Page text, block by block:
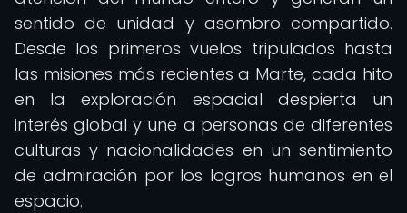
sentido de unidad y asombro compartido.
Desde los primeros vuelos tripulados hasta
las misiones más recientes a Marte, cada hito
en la exploración espacial despierta un
interés global y une a personas de diferentes
culturas y nacionalidades en un sentimiento
de admiración por los logros humanos en el
espacio.